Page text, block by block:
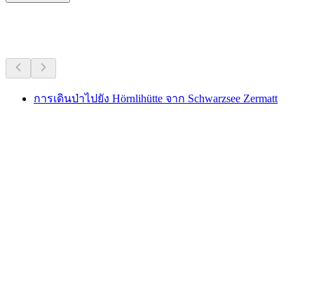
การเดินป่าไปยัง Hörnlihütte จาก Schwarzsee Zermatt